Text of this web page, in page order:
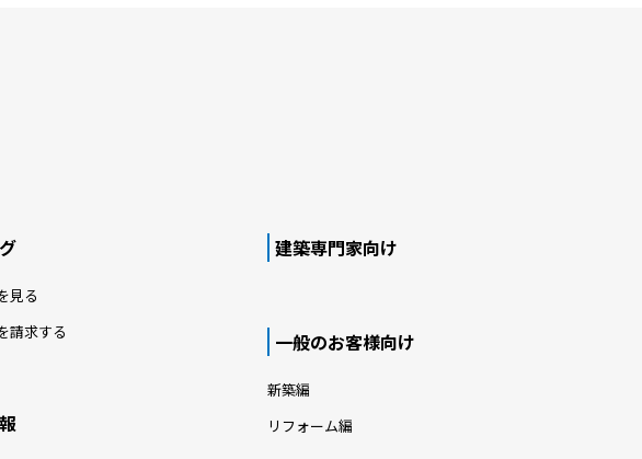
見る
請求する
建築専門家向け
一般のお客様向け
新築編
リフォーム編